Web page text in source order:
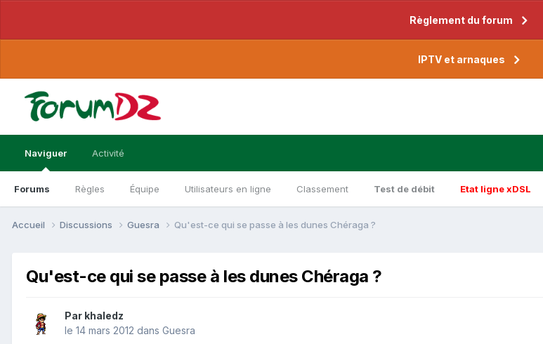
Règlement du forum
IPTV et arnaques
Naviguer
Forums Règles Équipe Utilisateurs en ligne Classement Test de débit Etat ligne xDSL
Activité
Accueil Discussions Guesra Qu'est-ce qui se passe à les dunes Chéraga ?
Qu'est-ce qui se passe à les dunes Chéraga ?
Par khaledz
le 14 mars 2012 dans Guesra